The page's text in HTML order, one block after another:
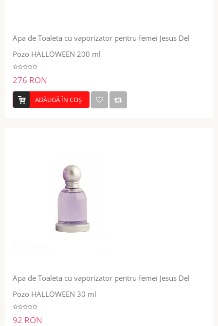
Apa de Toaleta cu vaporizator pentru femei Jesus Del
Pozo HALLOWEEN 200 ml
276 RON
ADĂUGĂ ÎN COŞ
Apa de Toaleta cu vaporizator pentru femei Jesus Del
Pozo HALLOWEEN 30 ml
92 RON